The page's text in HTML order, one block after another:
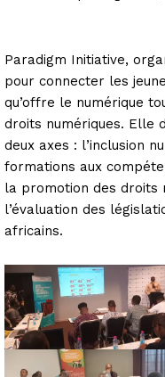
Paradigm Initiative,
pour connecter les
qu’offre le numérique
droits numériques. Elle
deux axes : l’inclusion
formations aux
la promotion des droits
l’évaluation des
africains.